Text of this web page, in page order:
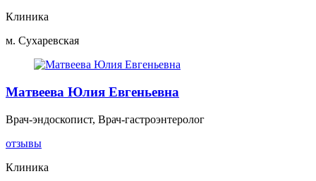
Клиника
м. Сухаревская
Матвеева Юлия Евгеньевна
Врач-эндоскопист, Врач-гастроэнтеролог
отзывы
Клиника